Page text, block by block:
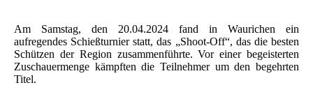
Am Samstag, den 20.04.2024 fand in Waurichen ein
aufregendes Schießturnier statt, das „Shoot-Off“, das die besten
Schützen der Region zusammenführte. Vor einer begeisterten
Zuschauermenge kämpften die Teilnehmer um den begehrten
Titel.